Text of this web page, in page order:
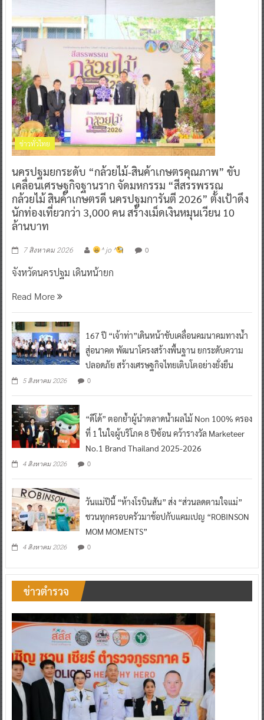
ข่าวทั่วไทย
นครปฐมยกระดับ “กล้วยไม้-สินค้าเกษตรคุณภาพ” ขับ
เคลื่อนเศรษฐกิจฐานราก จัดมหกรรม “สีสรรพรรณ
กล้วยไม้ สินค้าเกษตรดี นครปฐมการันตี 2026” ตั้งเป้าดึง
นักท่องเที่ยวกว่า 3,000 คน สร้างเม็ดเงินหมุนเวียน 10
ล้านบาท
7 สิงหาคม 2026 ^ jo ^ 0
จังหวัดนครปฐม เดินหน้ายก
Read More
167 ปี “เจ้าท่า”เดินหน้าขับเคลื่อนคมนาคมทางน้ำ
สู่อนาคต พัฒนาโครงสร้างพื้นฐาน ยกระดับความ
ปลอดภัย สร้างเศรษฐกิจไทยเติบโตอย่างยั่งยืน
5 สิงหาคม 2026 0
“ดีโด้” ตอกย้ำผู้นำตลาดน้ำผลไม้ Non 100% ครอง
ที่ 1 ในใจผู้บริโภค 8 ปีซ้อน คว้ารางวัล Marketeer
No.1 Brand Thailand 2025-2026
4 สิงหาคม 2026 0
วันแม่ปีนี้ “ห้างโรบินสัน” ส่ง “ส่วนลดตามใจแม่”
ชวนทุกครอบครัวมาช้อปกับแคมเปญ “ROBINSON
MOM MOMENTS”
4 สิงหาคม 2026 0
ข่าวตำรวจ